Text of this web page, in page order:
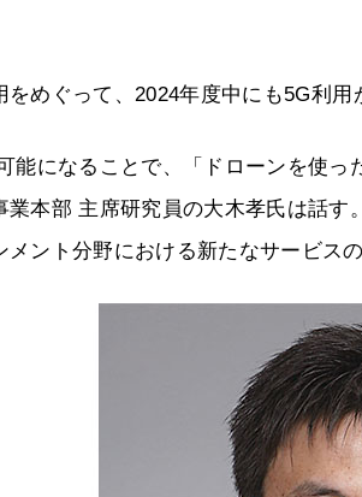
をめぐって、2024年度中にも5G利用
能になることで、「ドローンを使
業本部 主席研究員の大木孝氏は話
ント分野における新たなサービス